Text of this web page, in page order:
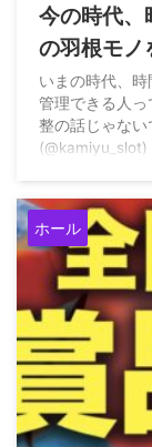
今の時代、
の羽根モノ
らいいるの
いまの時代、
管理できる人
整の話じゃな
ホール